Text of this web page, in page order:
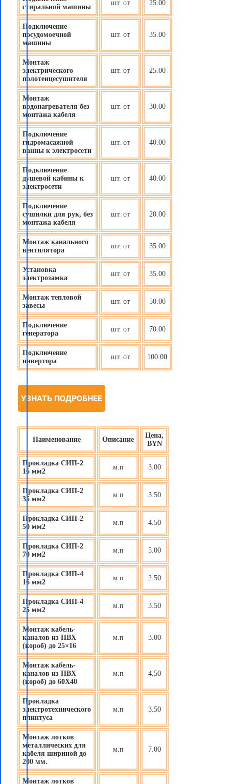
стиральной машины
шт. от 25.00
Подключение
посудомоечной
машины
шт. от 35.00
Монтаж
электрического
полотенцесушителя
шт. от 25.00
Монтаж
водонагревателя без
монтажа кабеля
шт. от 30.00
Подключение
гидромасажной
ванны к электросети
шт. от 40.00
Подключение
душевой кабины к
электросети
шт. от 40.00
Подключение
сушилки для рук, без
монтажа кабеля
шт. от 20.00
Монтаж канального
вентилятора
шт. от 35.00
Установка
электрозамка
шт. от 35.00
Монтаж тепловой
завесы
шт. от 50.00
Подключение
генератора
шт. от 70.00
Подключение
инвертора
шт. от 100.00
УЗНАТЬ ПОДРОБНЕЕ
Наименование Описание
Цена,
BYN
Прокладка СИП-2
16 мм2
м.п 3.00
Прокладка СИП-2
35 мм2
м.п 3.50
Прокладка СИП-2
50 мм2
м.п 4.50
Прокладка СИП-2
70 мм2
м.п 5.00
Прокладка СИП-4
16 мм2
м.п 2.50
Прокладка СИП-4
25 мм2
м.п 3.50
Монтаж кабель-
каналов из ПВХ
(короб) до 25×16
м.п 3.00
Монтаж кабель-
каналов из ПВХ
(короб) до 60X40
м.п 4.50
Прокладка
электротехнического
плинтуса
м.п 3.50
Монтаж лотков
металлических для
кабеля шириной до
200 мм.
м.п 7.00
Монтаж лотков